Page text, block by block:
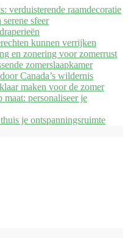
verduisterende raamdecoratie
sfeer
kunnen verrijken
en zonering voor zomerrust
zomerslaapkamer
Canada’s wildernis
maken voor de zomer
maat: personaliseer je
je ontspanningsruimte